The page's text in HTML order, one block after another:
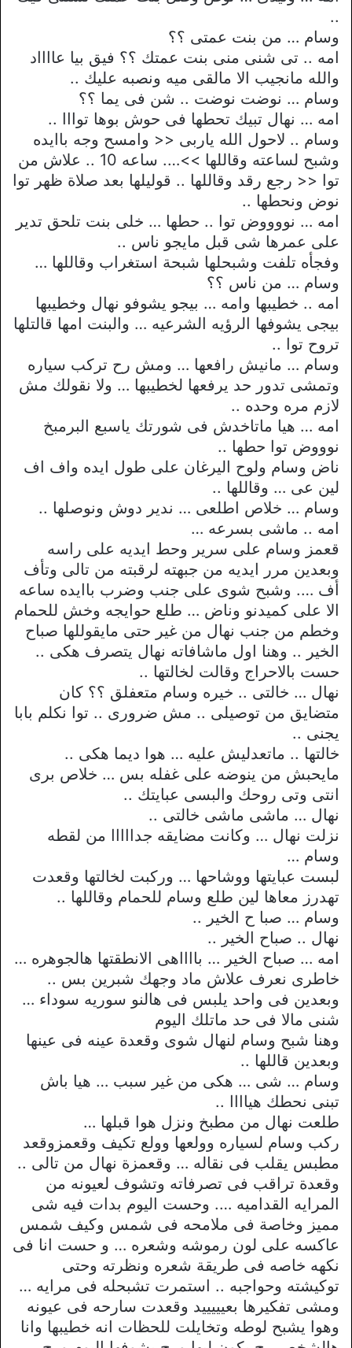
..
وسام … من بنت عمتى ؟؟
امه .. تى شنى منى بنت عمتك ؟؟ فيق بيا عااااد
والله مانجيب الا مالقى ميه ونصبه عليك ..
وسام … نوضت نوضت .. شن فى يما ؟؟
امه … نهال تبيك تحطها فى حوش بوها توااا ..
وسام .. لاحول الله ياربى << وامسح وجه باايده
وشبح لساعته وقاللها >>…. ساعه 10 .. علاش من
توا << رجع رقد وقاللها .. قوليلها بعد صلاة ظهر توا
نوض ونحطها ..
امه … نووووض توا .. حطها … خلى بنت تلحق تدير
على عمرها شى قبل مايجو ناس ..
وفجأه تلفت وشبحلها شبحة استغراب وقاللها …
وسام … من ناس ؟؟
امه .. خطيبها وامه … بيجو يشوفو نهال وخطيبها
بيجى يشوفها الرؤيه الشرعيه … والبنت امها قالتلها
تروح توا ..
وسام … مانيش رافعها … ومش رح تركب سياره
وتمشى تدور حد يرفعها لخطيبها … ولا نقولك مش
لازم مره وحده ..
امه … هيا ماتاخدش فى شورتك ياسبع البرمبخ
نوووض توا حطها ..
ناض وسام ولوح اليرغان على طول ايده واف اف
لين عى … وقاللها ..
وسام … خلاص اطلعى … ندير دوش ونوصلها ..
امه .. ماشى بسرعه …
قعمز وسام على سرير وحط ايديه على راسه
وبعدين مرر ايديه من جبهته لرقبته من تالى وتأف
أف …. وشبح شوى على جنب وضرب باايده ساعه
الا على كميدنو وناض … طلع حوايجه وخش للحمام
وخطم من جنب نهال من غير حتى مايقوللها صباح
الخير .. وهنا اول ماشافاته نهال يتصرف هكى ..
حست بالاحراج وقالت لخالتها ..
نهال … خالتى .. خيره وسام متعفلق ؟؟ كان
متضايق من توصيلى .. مش ضرورى .. توا نكلم بابا
يجنى ..
خالتها .. ماتعدليش عليه … هوا ديما هكى ..
مايحبش من ينوضه على غفله بس … خلاص برى
انتى وتى روحك والبسى عبايتك ..
نهال … ماشى ماشى خالتى ..
نزلت نهال … وكانت مضايقه جدااااا من لقطه
وسام …
لبست عبايتها ووشاحها … وركبت لخالتها وقعدت
تهدرز معاها لين طلع وسام للحمام وقاللها ..
وسام … صبا ح الخير ..
نهال .. صباح الخير ..
امه … صباح الخير … بااااهى الانطقتها هالجوهره …
خاطرى نعرف علاش ماد وجهك شبرين بس ..
وبعدين فى واحد يلبس فى هالنو سوريه سوداء …
شنى مالا فى حد ماتلك اليوم
وهنا شبح وسام لنهال شوى وقعدة عينه فى عينها
وبعدين قاللها ..
وسام … شى … هكى من غير سبب … هيا باش
تبنى نحطك هياااا ..
طلعت نهال من مطبخ ونزل هوا قبلها …
ركب وسام لسياره وولعها وولع تكيف وقعمزوقعد
مطبس يقلب فى نقاله … وقعمزة نهال من تالى ..
وقعدة تراقب فى تصرفاته وتشوف لعيونه من
المرايه القداميه …. وحست اليوم بدات فيه شى
مميز وخاصة فى ملامحه فى شمس وكيف شمس
عاكسه على لون رموشه وشعره … و حست انا فى
نكهه خاصه فى طريقة شعره ونظرته وحتى
توكيشته وحواجبه .. استمرت تشبحله فى مرايه …
ومشى تفكيرها بعيييييد وقعدت سارحه فى عيونه
وهوا يشبح لوطه وتخايلت للحظات انه خطيبها وانا